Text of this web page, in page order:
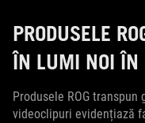
PRODUSELE
ÎN LUMI NOI ÎN
Produsele ROG
videoclipuri evidențiază